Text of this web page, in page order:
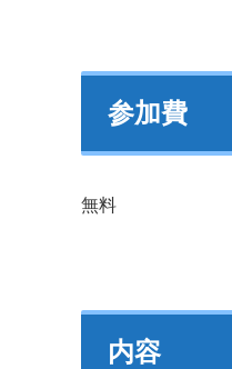
参加費
無料
内容